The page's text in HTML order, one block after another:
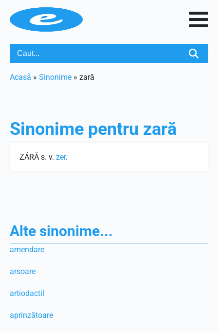
Acasã » Sinonime » zară
Sinonime pentru zară
ZÁRĂ s. v. zer.
Alte sinonime...
amendare
arsoare
artiodactil
aprinzătoare